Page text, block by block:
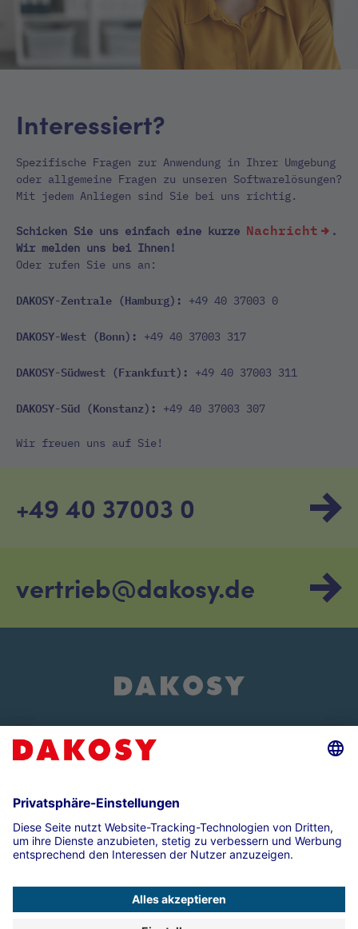
Interessiert?
Spezifische Fragen zur Anwendung in Ihrer Umgebung
oder allgemeine Fragen zu unseren Softwarelösungen?
Mit jedem Anliegen sind Sie bei uns richtig.
Schicken Sie uns einfach eine kurze Nachricht
.
Wir melden uns bei Ihnen!
Oder rufen Sie uns an:
DAKOSY-Zentrale (Hamburg): +49 40 37003 0
DAKOSY-West (Bonn): +49 40 37003 317
DAKOSY-Südwest (Frankfurt): +49 40 37003 311
DAKOSY-Süd (Konstanz): +49 40 37003 307
Wir freuen uns auf Sie!
+49 40 37003 0
vertrieb@dakosy.de
Events und Veranstaltungen
Kontakt Presse Cookie-Einstellungen